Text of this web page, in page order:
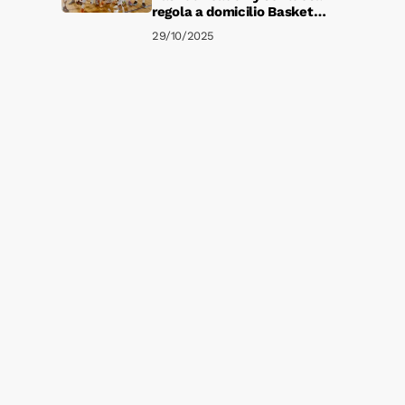
regola a domicilio Basket
Corato 73-86
29/10/2025